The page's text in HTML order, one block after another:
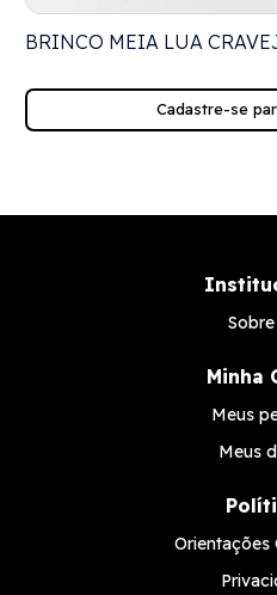
BRINCO MEIA LUA
Cadastre-se
Minha
Meus
Meus
Orientações